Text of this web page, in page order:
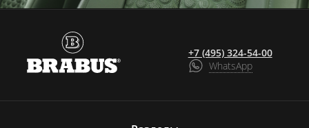
+7 (495) 324-54-00
WhatsApp